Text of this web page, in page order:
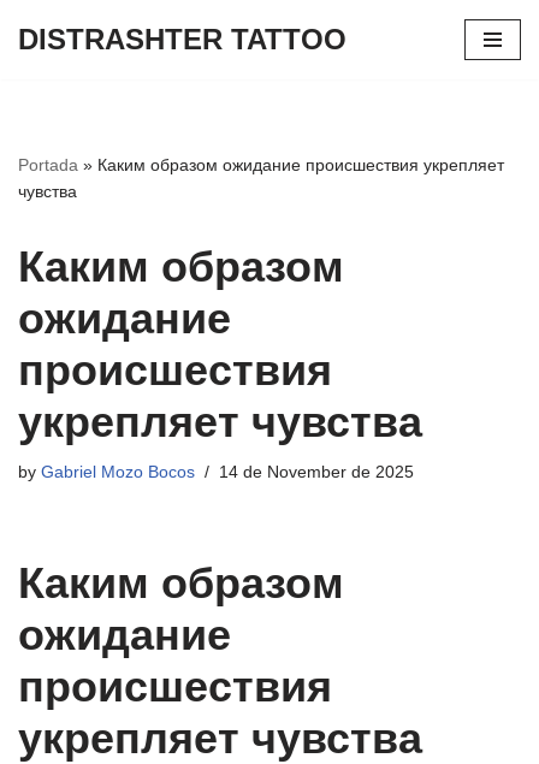
DISTRASHTER TATTOO
Portada » Каким образом ожидание происшествия укрепляет
чувства
Каким образом
ожидание
происшествия
укрепляет чувства
by Gabriel Mozo Bocos 14 de November de 2025
Каким образом
ожидание
происшествия
укрепляет чувства